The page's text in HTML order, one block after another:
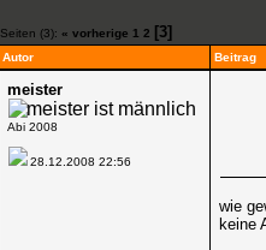
Seiten (3):« vorherige 1 2 [3]
Autor Beitrag
meister
Abi 2008
28.12.200822:56
wie
keine